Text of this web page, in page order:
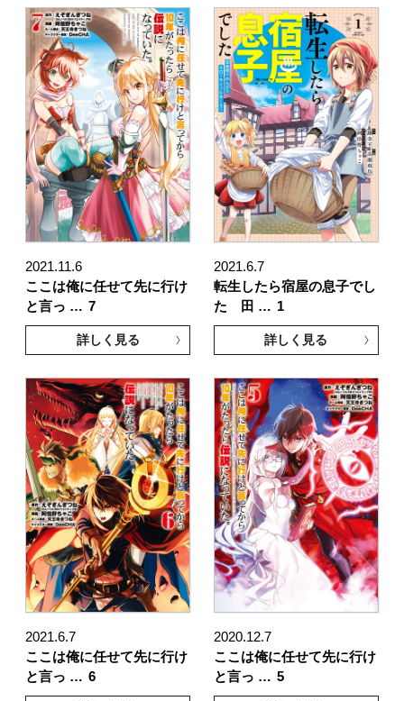
2021.11.6
ここは俺に任せて先に行け
と言っ … 7
詳しく見る
2021.6.7
転生したら宿屋の息子でし
た 田 … 1
詳しく見る
2021.6.7
ここは俺に任せて先に行け
と言っ … 6
2020.12.7
ここは俺に任せて先に行け
と言っ … 5